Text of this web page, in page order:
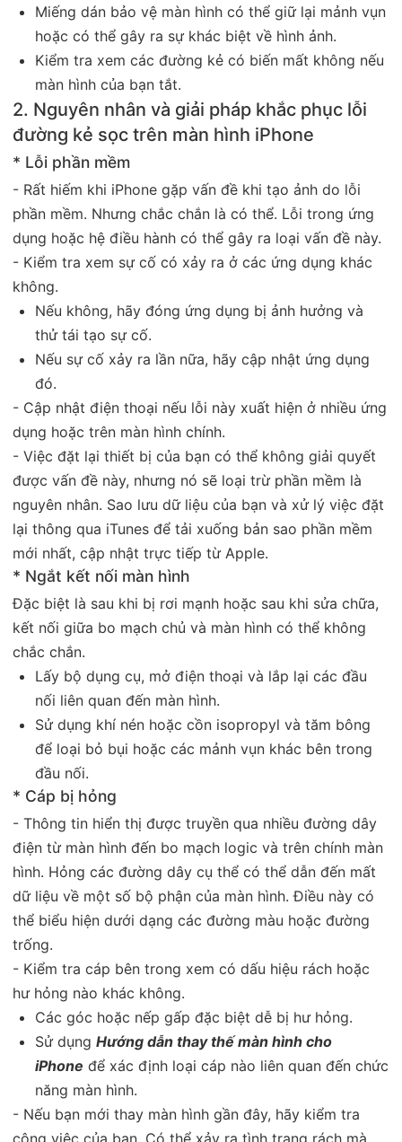
Miếng dán bảo vệ màn hình có thể giữ lại mảnh vụn
hoặc có thể gây ra sự khác biệt về hình ảnh.
Kiểm tra xem các đường kẻ có biến mất không nếu
màn hình của bạn tắt.
2. Nguyên nhân và giải pháp khắc phục lỗi
đường kẻ sọc trên màn hình iPhone
* Lỗi phần mềm
- Rất hiếm khi iPhone gặp vấn đề khi tạo ảnh do lỗi
phần mềm. Nhưng chắc chắn là có thể. Lỗi trong ứng
dụng hoặc hệ điều hành có thể gây ra loại vấn đề này.
- Kiểm tra xem sự cố có xảy ra ở các ứng dụng khác
không.
Nếu không, hãy đóng ứng dụng bị ảnh hưởng và
thử tái tạo sự cố.
Nếu sự cố xảy ra lần nữa, hãy cập nhật ứng dụng
đó.
- Cập nhật điện thoại nếu lỗi này xuất hiện ở nhiều ứng
dụng hoặc trên màn hình chính.
- Việc đặt lại thiết bị của bạn có thể không giải quyết
được vấn đề này, nhưng nó sẽ loại trừ phần mềm là
nguyên nhân. Sao lưu dữ liệu của bạn và xử lý việc đặt
lại thông qua iTunes để tải xuống bản sao phần mềm
mới nhất, cập nhật trực tiếp từ Apple.
* Ngắt kết nối màn hình
Đặc biệt là sau khi bị rơi mạnh hoặc sau khi sửa chữa,
kết nối giữa bo mạch chủ và màn hình có thể không
chắc chắn.
Lấy bộ dụng cụ, mở điện thoại và lắp lại các đầu
nối liên quan đến màn hình.
Sử dụng khí nén hoặc cồn isopropyl và tăm bông
để loại bỏ bụi hoặc các mảnh vụn khác bên trong
đầu nối.
* Cáp bị hỏng
- Thông tin hiển thị được truyền qua nhiều đường dây
điện từ màn hình đến bo mạch logic và trên chính màn
hình. Hỏng các đường dây cụ thể có thể dẫn đến mất
dữ liệu về một số bộ phận của màn hình. Điều này có
thể biểu hiện dưới dạng các đường màu hoặc đường
trống.
- Kiểm tra cáp bên trong xem có dấu hiệu rách hoặc
hư hỏng nào khác không.
Các góc hoặc nếp gấp đặc biệt dễ bị hư hỏng.
Sử dụng Hướng dẫn thay thế màn hình cho
iPhone để xác định loại cáp nào liên quan đến chức
năng màn hình.
- Nếu bạn mới thay màn hình gần đây, hãy kiểm tra
công việc của bạn. Có thể xảy ra tình trạng rách mà